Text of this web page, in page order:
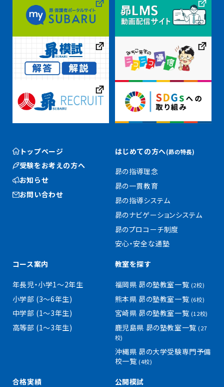
トップページ
受験をお考えの方へ
お知らせ
お問い合わせ
はじめての方へ(昴の特長)
昴の指導理念
昴の一貫教育
昴の指導システム
昴のナビゲーションシステム
昴のプロコーチ制度
安心・安全な通塾
コース案内
年長児・小学1〜2年生
小学部 (3〜6年生)
中学部 (1〜3年生)
高等部 (1〜3年生)
教室を探す
福岡県 昴の塾教室一覧 (2校)
熊本県 昴の塾教室一覧 (6校)
宮崎県 昴の塾教室一覧 (12校)
鹿児島県 昴の塾教室一覧(27
校)
沖縄県 昴の大学受験専門予備
校一覧 (4校)
合格実績 公開模試